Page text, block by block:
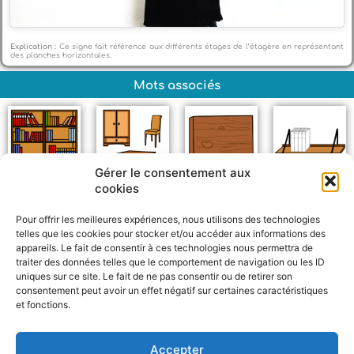
Gérer le consentement aux
cookies
Pour offrir les meilleures expériences, nous utilisons des technologies
telles que les cookies pour stocker et/ou accéder aux informations des
appareils. Le fait de consentir à ces technologies nous permettra de
traiter des données telles que le comportement de navigation ou les ID
uniques sur ce site. Le fait de ne pas consentir ou de retirer son
consentement peut avoir un effet négatif sur certaines caractéristiques
et fonctions.
Accepter
Explication : Ce signe fait référence aux différents étages de l’étagère en représentant
des planches horizontales.
Mots associés
Meuble Étagère murale
a
h
e
s
a